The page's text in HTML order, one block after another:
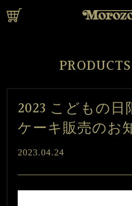
2023 こどもの
ケーキ販売のお
2023.04.24